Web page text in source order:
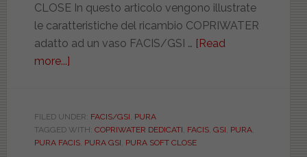
CLOSE In questo articolo vengono illustrate
le caratteristiche del ricambio COPRIWATER
adatto ad un vaso FACIS/GSI … [Read
more...]
BIANCO.
DEDICATO.
UREA.
FILED UNDER: FACIS/GSI PURA
TAGGED WITH: COPRIWATER DEDICATI FACIS, GSI PURA,
PURA FACIS, PURA GSI PURA SOFT CLOSE